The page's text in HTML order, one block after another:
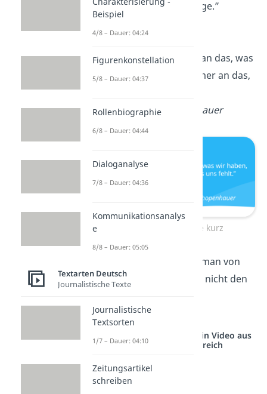
kein Wind der richtige.”
„Wir denken selten an das, was
wirhaben
, aber immer an das,
—Arthur Schopenhauer
Weise Sprüche kurz
„Heutzutage kennt man von
allem den
und nicht den
—Oscar Wilde
Studyflix vernetzt: Hier ein Video aus
einem anderen Bereich
Beispiel
4/8 – Dauer: 04:24
Figurenkonstellation
5/8 – Dauer: 04:37
Rollenbiographie
6/8 – Dauer: 04:44
Dialoganalyse
7/8 – Dauer: 04:36
Kommunikationsanalys
e
8/8 – Dauer: 05:05
Textarten Deutsch
Journalistische Texte
Journalistische
Textsorten
1/7 – Dauer: 04:10
Zeitungsartikel
schreiben